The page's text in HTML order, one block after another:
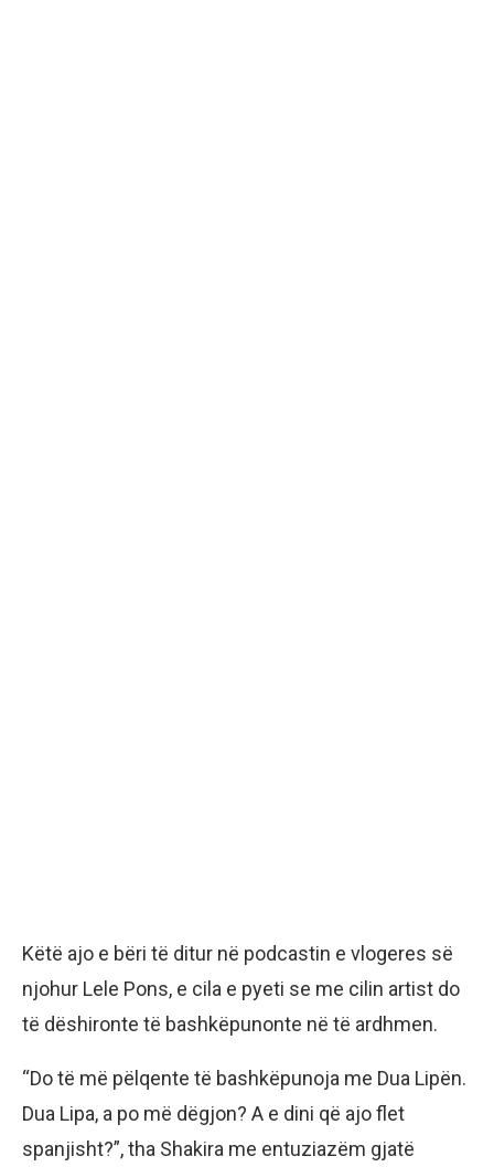
Këtë ajo e bëri të ditur në podcastin e vlogeres së
njohur Lele Pons, e cila e pyeti se me cilin artist do
të dëshironte të bashkëpunonte në të ardhmen.
“Do të më pëlqente të bashkëpunoja me Dua Lipën.
Dua Lipa, a po më dëgjon? A e dini që ajo flet
spanjisht?”, tha Shakira me entuziazëm gjatë